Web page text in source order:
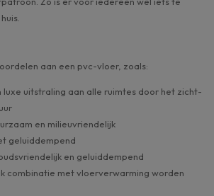
aan een pvc-vloer, zoals:
uitstraling aan alle ruimtes door het zicht-
en milieuvriendelijk
geluiddempend
en geluiddempend
combinatie met vloerverwarming worden